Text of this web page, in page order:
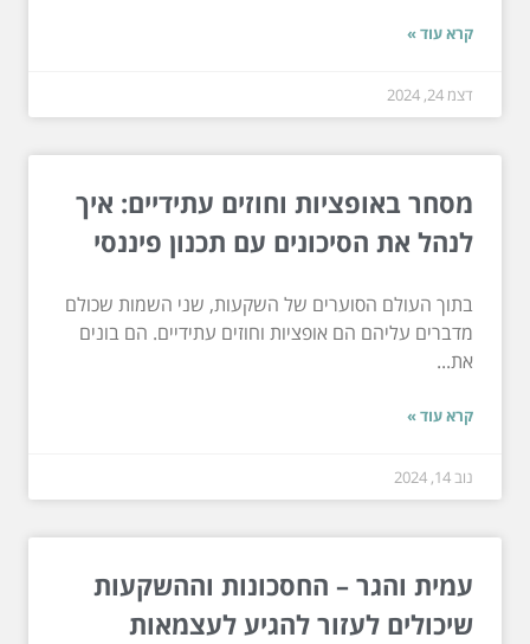
קרא עוד »
דצמ 24, 2024
מסחר באופציות וחוזים עתידיים: איך
לנהל את הסיכונים עם תכנון פיננסי
בתוך העולם הסוערים של השקעות, שני השמות שכולם
מדברים עליהם הם אופציות וחוזים עתידיים. הם בונים
את...
קרא עוד »
נוב 14, 2024
עמית והגר – החסכונות וההשקעות
שיכולים לעזור להגיע לעצמאות